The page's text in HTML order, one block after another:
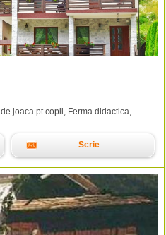
joaca pt copii, Ferma didactica,
Scrie